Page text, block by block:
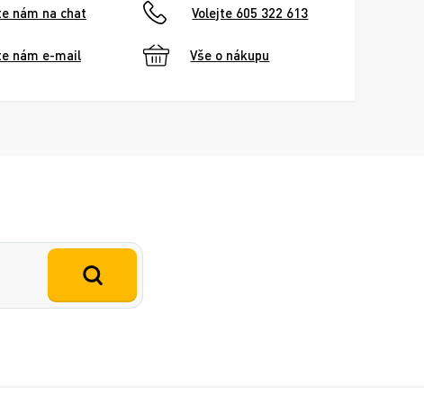
nám na chat Volejte 605 322 613
nám e-mail Vše o nákupu